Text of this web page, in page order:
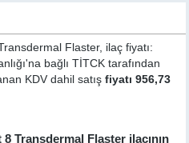
Flaster, ilaç fiyatı:
bağlı TİTCK tarafından
KDV dahil satışfiyatı 956,73
Transdermal Flaster ilacının